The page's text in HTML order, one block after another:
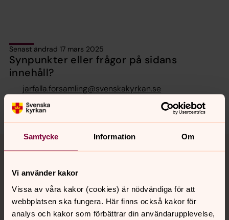
Samtycke Information Om
Vi använder kakor
Vissa av våra kakor (cookies) är nödvändiga för att
webbplatsen ska fungera. Här finns också kakor för
analys och kakor som förbättrar din användarupplevelse,
Senast ändrad 17 mars 2025
Synpunkter eller frågor på sidans
innehåll?
jarfalla.forsamling@svenskakyrkan.se
Dela
Tillbaka till toppen
Tillbaka till innehållet
Kontakt